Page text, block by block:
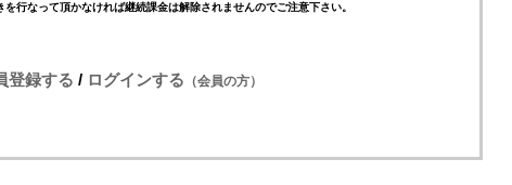
行なって頂かなければ継続課金は解除されませんのでご注意下さい。
登録する / ログインする （会員の方）